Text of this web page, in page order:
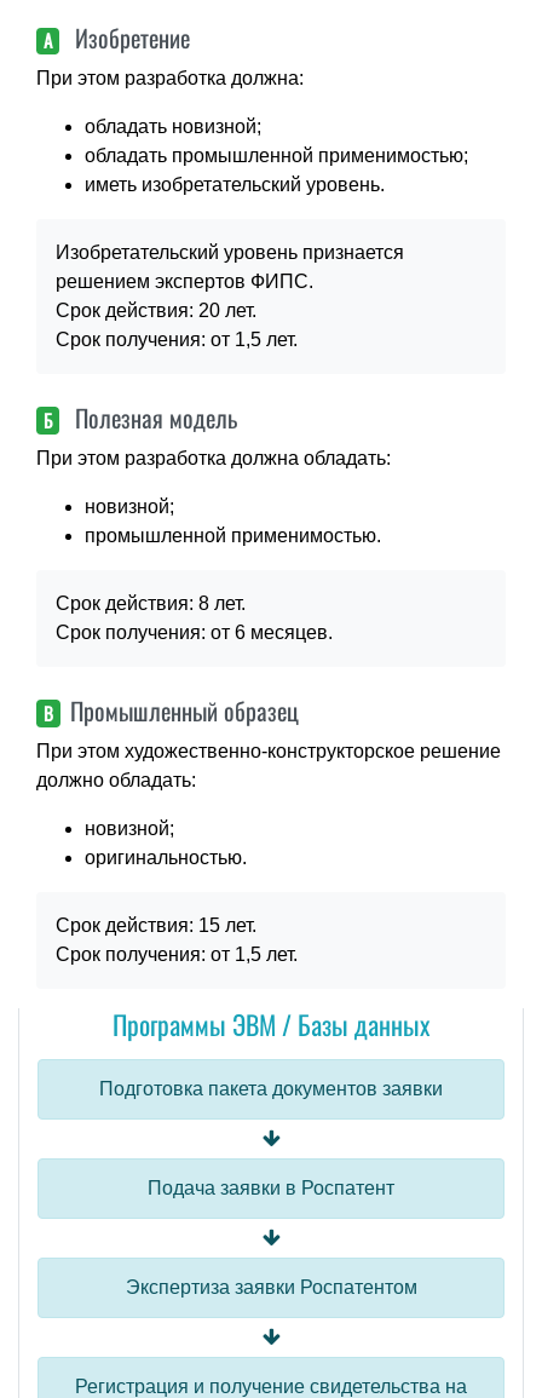
А Изобретение
При этом разработка должна:
обладать новизной;
обладать промышленной применимостью;
иметь изобретательский уровень.
Изобретательский уровень признается
решением экспертов ФИПС.
Срок действия: 20 лет.
Срок получения: от 1,5 лет.
Б Полезная модель
При этом разработка должна обладать:
новизной;
промышленной применимостью.
Срок действия: 8 лет.
Срок получения: от 6 месяцев.
В Промышленный образец
При этом художественно-конструкторское решение
должно обладать:
новизной;
оригинальностью.
Срок действия: 15 лет.
Срок получения: от 1,5 лет.
Программы ЭВМ / Базы данных
Подготовка пакета документов заявки
Подача заявки в Роспатент
Экспертиза заявки Роспатентом
Регистрация и получение свидетельства на